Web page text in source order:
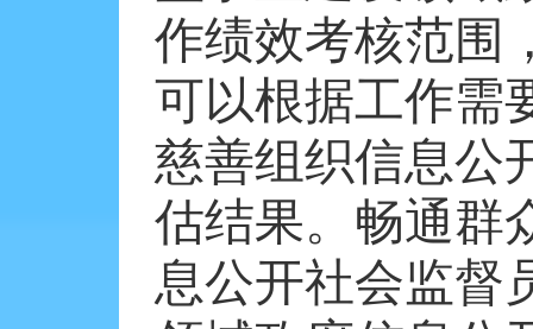
作绩效考核范围
可以根据工作需
慈善组织信息公
估结果。畅通群
息公开社会监督